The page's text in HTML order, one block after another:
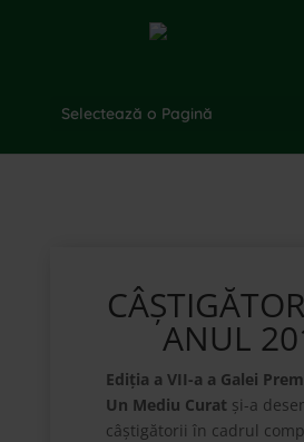
Selectează o Pagină
ANUL
Ediția a VII-a a Galei
Un Mediu Curat și-a
câștigătorii în cadrul